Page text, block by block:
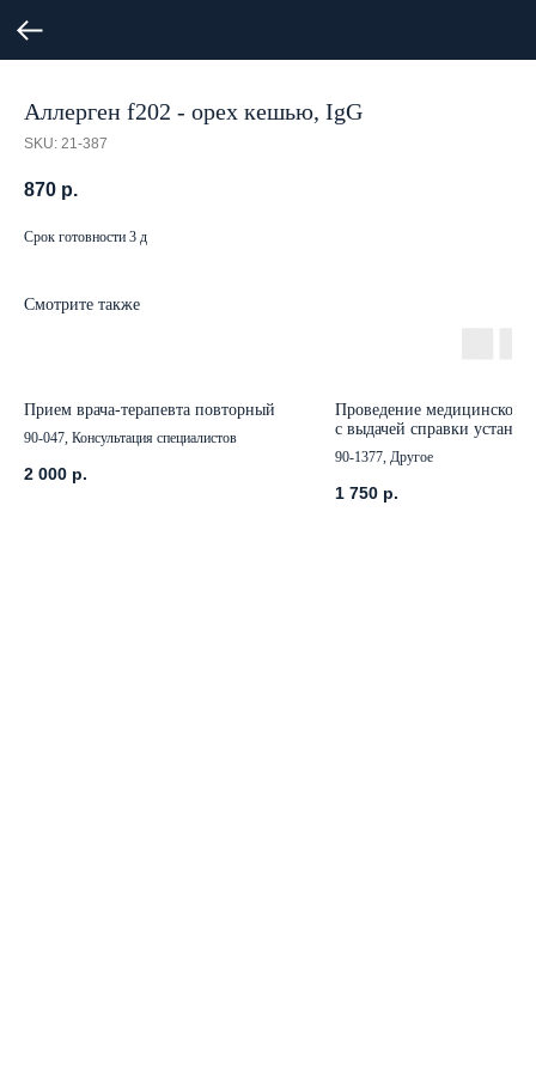
Аллерген f202 - орех кешью, IgG
SKU: 21-387
870 р.
Срок готовности 3 д
Смотрите также
Прием врача-терапевта повторный
90-047, Консультация специалистов
2 000 р.
Проведение медицинской
с выдачей справки
образца по форме №001-
90-1377, Другое
1 750 р.